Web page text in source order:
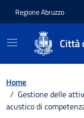
Regione Abruzzo
Città
Home
/ Gestione delle
acustico di